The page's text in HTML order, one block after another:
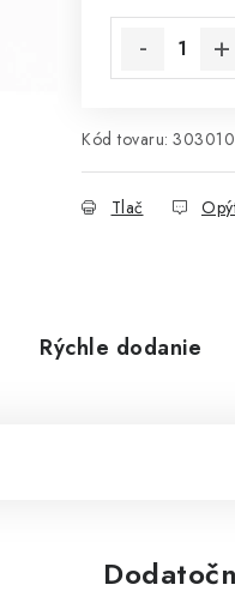
Kód tovaru: 303010
Tlač
Rýchle dodanie